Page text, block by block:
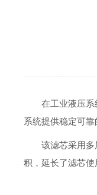
在工业液压
系统提供稳定可靠
该滤芯采用
积，延长了滤芯